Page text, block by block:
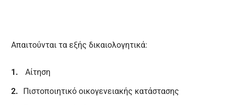
Απαιτούνται τα εξής δικαιολογητικά:
Αίτηση
Πιστοποιητικό οικογενειακής κατάστασης